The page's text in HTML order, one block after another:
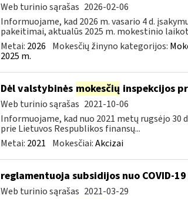
Web turinio sąrašas 2026-02-06
Informuojame, kad 2026 m. vasario 4 d.
pakeitimai, aktualūs 2025 m. mokestinio
Metai: 2026 Mokesčių žinyno kategorijos:
2025 m.
Dėl valstybinės mokesčių inspekcijos
Web turinio sąrašas 2021-10-06
Informuojame, kad nuo 2021 metų rugsėjo 30
prie Lietuvos Respublikos finansų...
Metai: 2021 Mokesčiai:Akcizai
reglamentuoja subsidijos nuo COVID-
Web turinio sąrašas 2021-03-29